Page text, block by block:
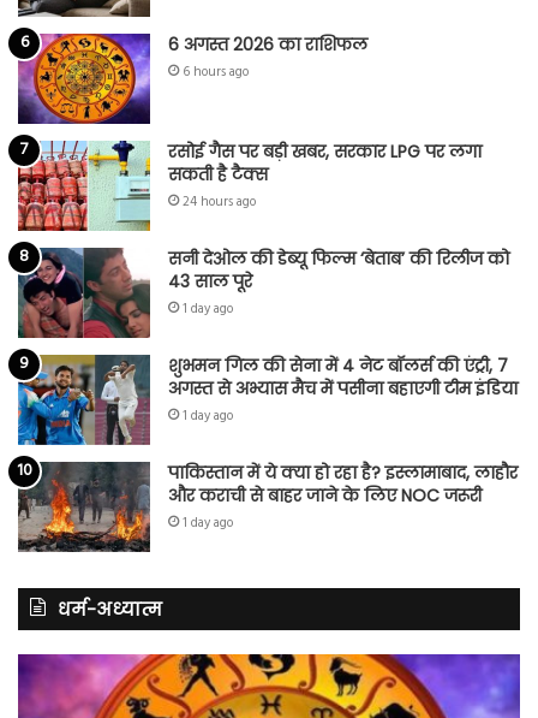
6 अगस्त 2026 का राशिफल
6 hours ago
रसोई गैस पर बड़ी खबर, सरकार LPG पर लगा
सकती है टैक्स
24 hours ago
सनी देओल की डेब्यू फिल्म ‘बेताब’ की रिलीज को
43 साल पूरे
1 day ago
शुभमन गिल की सेना में 4 नेट बॉलर्स की एंट्री, 7
अगस्त से अभ्यास मैच में पसीना बहाएगी टीम इंडिया
1 day ago
पाकिस्तान में ये क्या हो रहा है? इस्लामाबाद, लाहौर
और कराची से बाहर जाने के लिए NOC जरूरी
1 day ago
धर्म-अध्यात्म